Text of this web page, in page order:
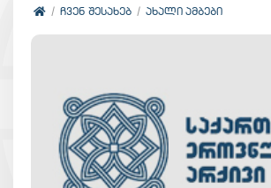
ᲩᲕᲔᲜ ᲨᲔᲡᲐᲮᲔᲑ ᲐᲮᲐᲚᲘ ᲐᲛᲑᲔᲑᲘ